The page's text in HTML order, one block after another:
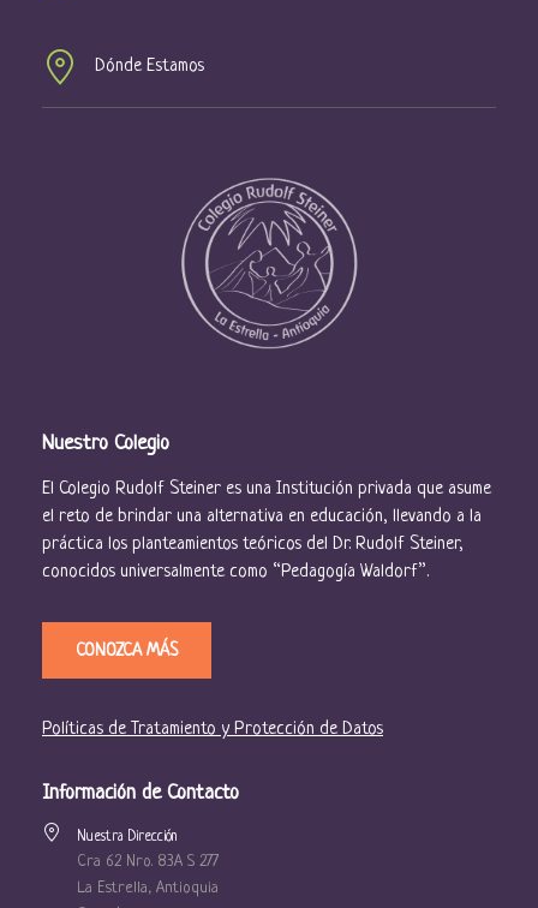
Dónde Estamos
Nuestro Colegio
El Colegio Rudolf Steiner es una Institución privada que asume
el reto de brindar una alternativa en educación, llevando a la
práctica los planteamientos teóricos del Dr. Rudolf Steiner,
conocidos universalmente como “Pedagogía Waldorf”.
CONOZCA MÁS
Políticas de Tratamiento y Protección de Datos
Información de Contacto
Nuestra Dirección
Cra 62 Nro. 83A S 277
La Estrella, Antioquia